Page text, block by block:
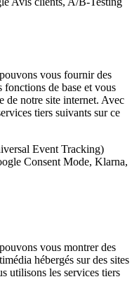
vous fournir des
de base et vous
de notre site internet. Avec
tiers suivants sur ce
Event Tracking)
Consent Mode, Klarna,
vous montrer des
hébergés sur des sites
utilisons les services tiers